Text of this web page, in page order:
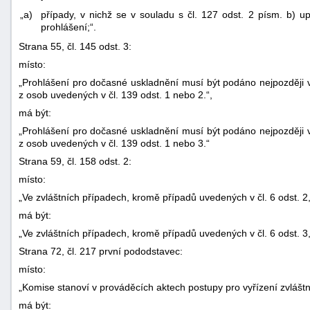
„a)
případy, v nichž se v souladu s čl. 127 odst. 2 písm. b)
prohlášení;“.
Strana 55, čl. 145 odst. 3:
místo:
„Prohlášení pro dočasné uskladnění musí být podáno
z osob uvedených v čl. 139 odst. 1 nebo 2.“,
má být:
„Prohlášení pro dočasné uskladnění musí být podáno
z osob uvedených v čl. 139 odst. 1 nebo 3.“
Strana 59, čl. 158 odst. 2:
místo:
„Ve zvláštních případech, kromě případů uvedených v čl. 6 odst.
má být:
„Ve zvláštních případech, kromě případů uvedených v čl. 6 odst.
Strana 72, čl. 217 první pododstavec:
místo:
„Komise stanoví v prováděcích aktech postupy pro vyřízení
má být:
náhrady